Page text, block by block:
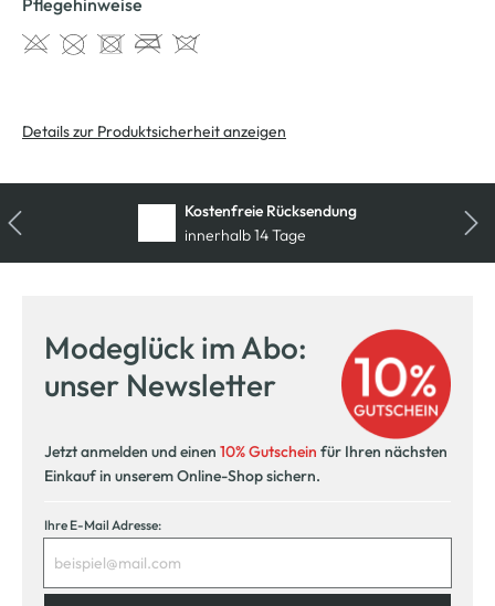
Details zur Produktsicherheit anzeigen
Kostenfreie Rücksendung
innerhalb 14 Tage
Modeglück im Abo:
unser Newsletter
Jetzt anmelden und einen 10% Gutschein für Ihren nächsten
Einkauf in unserem Online-Shop sichern.
Ihre E-Mail Adresse: